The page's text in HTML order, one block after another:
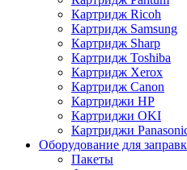
Картридж Ricoh
Картридж Samsung
Картридж Sharp
Картридж Toshiba
Картридж Xerox
Картридж Сanon
Картриджи HP
Картриджи OKI
Картриджи
Оборудование для
Пакеты